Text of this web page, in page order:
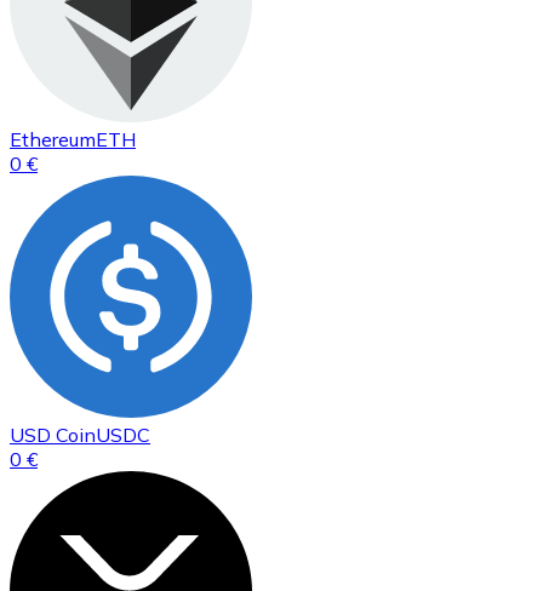
EthereumETH
0 €
USD CoinUSDC
0 €